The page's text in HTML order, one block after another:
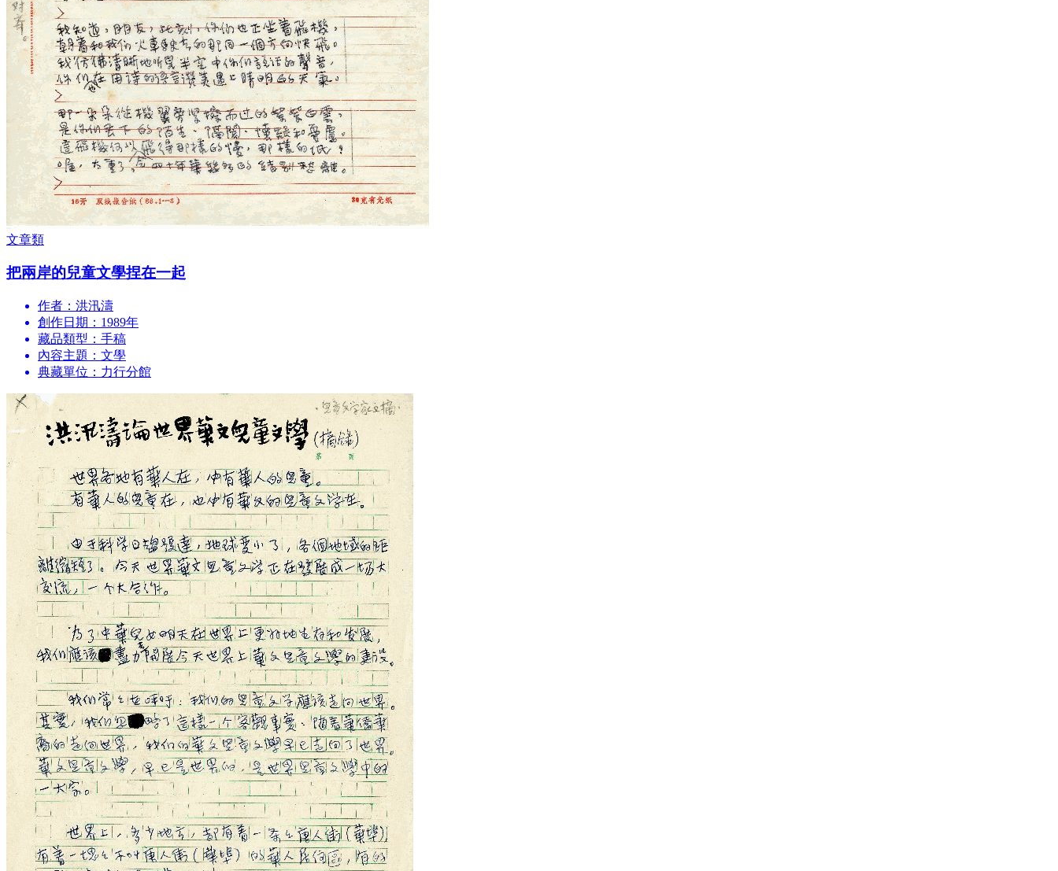
文章類
把兩岸的兒童文學捏在一起
作者：洪汛濤
創作日期：1989年
藏品類型：手稿
內容主題：文學
典藏單位：力行分館